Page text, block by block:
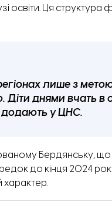
освіти. Ця
лише з
Діти днями вчать в
додають у ЦНС.
Бердянську, що
до кінця 2024
характер.